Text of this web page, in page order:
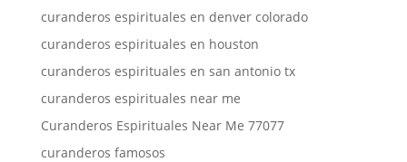
curanderos espirituales en denver colorado
curanderos espirituales en houston
curanderos espirituales en san antonio tx
curanderos espirituales near me
Curanderos Espirituales Near Me 77077
curanderos famosos